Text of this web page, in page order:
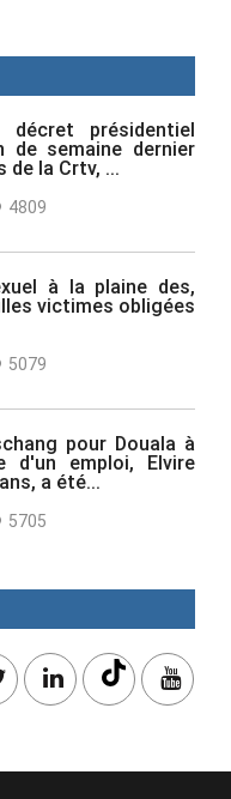
présidentiel
de semaine dernier
de la Crtv, ...
4809
à la plaine des,
victimes obligées
5079
pour Douala à
d'un emploi, Elvire
a été...
5705